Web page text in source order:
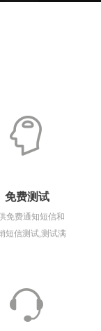
免费测试
免费通知短信和
短信测试,测试满